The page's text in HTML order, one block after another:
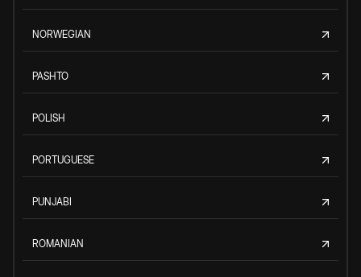
NORWEGIAN
PASHTO
POLISH
PORTUGUESE
PUNJABI
ROMANIAN